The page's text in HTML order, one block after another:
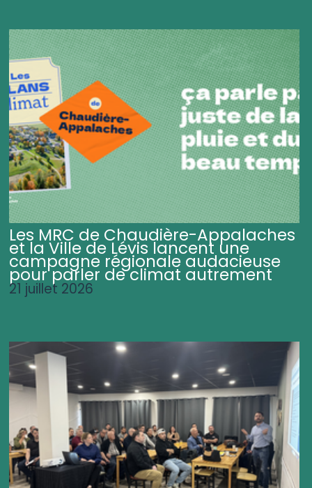
Les MRC de Chaudière-Appalaches
et la Ville de Lévis lancent une
campagne régionale audacieuse
pour parler de climat autrement
21 juillet 2026